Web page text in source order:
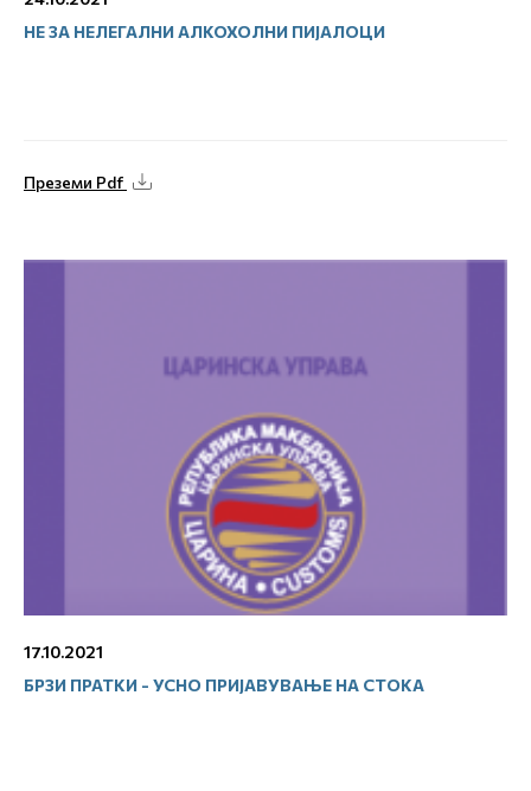
НЕ ЗА НЕЛЕГАЛНИ АЛКОХОЛНИ ПИЈАЛОЦИ
Преземи Pdf
17.10.2021
БРЗИ ПРАТКИ - УСНО ПРИЈАВУВАЊЕ НА СТОКА